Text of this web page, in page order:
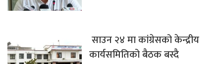
साउन २४ मा कांग्रेसको केन्द्रीय
कार्यसमितिको बैठक बस्दै